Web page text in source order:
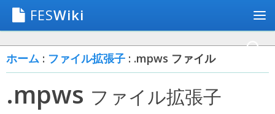
FESWiki
ホーム : ファイル拡張子 : .mpws ファイル
.mpws ファイル拡張子